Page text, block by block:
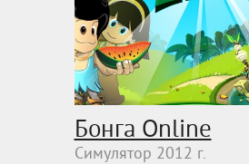
Бонга Online
Симулятор 2012 г.